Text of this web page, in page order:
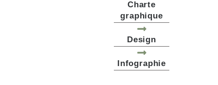
Charte
graphique
Design
Infographie